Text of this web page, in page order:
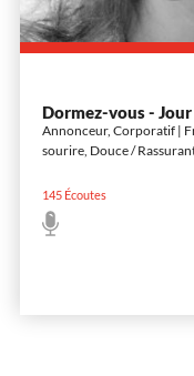
Dormez-vous - Jour
Annonceur, Corporatif |
sourire, Douce /
145Écoutes